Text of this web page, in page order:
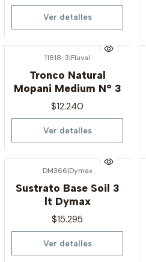
Ver detalles
11818-3|Fluval
Tronco Natural
Mopani Medium N° 3
$12.240
Ver detalles
DM366|Dymax
Sustrato Base Soil 3
lt Dymax
$15.295
Ver detalles